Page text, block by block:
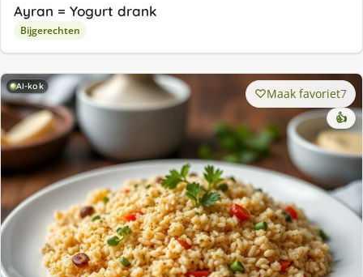
Ayran = Yogurt drank
Bijgerechten
AI-kok Maak favoriet7
👍